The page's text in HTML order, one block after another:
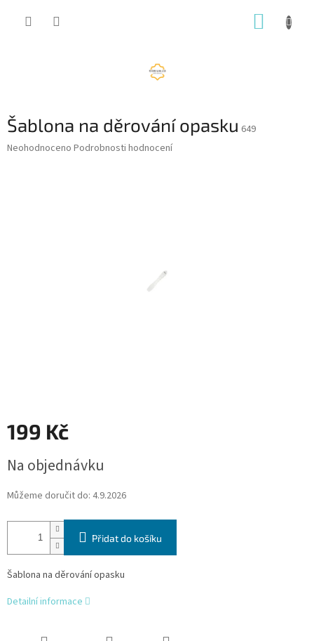
Šablona na děrování opasku 649
Průměrné
Neohodnoceno Podrobnosti hodnocení
199 Kč
cena:
Na objednávku
Můžeme doručit do: 4.9.2026
Přidat do košíku
Šablona na děrování opasku
Detailní informace